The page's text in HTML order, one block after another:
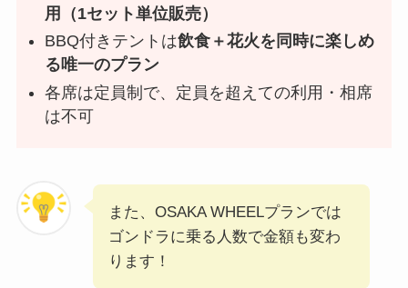
用（1セット単位販売）
BBQ付きテントは飲食＋花火を同時に楽しめ
る唯一のプラン
各席は定員制で、定員を超えての利用・相席
は不可
また、OSAKA WHEELプランでは
ゴンドラに乗る人数で金額も変わ
ります！